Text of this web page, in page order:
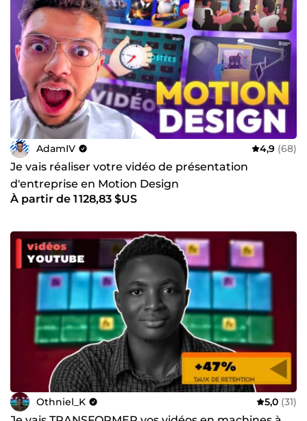
AdamIV 4,9 (68)
Je vais réaliser votre vidéo de présentation
d'entreprise en Motion Design
À partir de 1 128,83 $US
Othniel_K 5,0 (31)